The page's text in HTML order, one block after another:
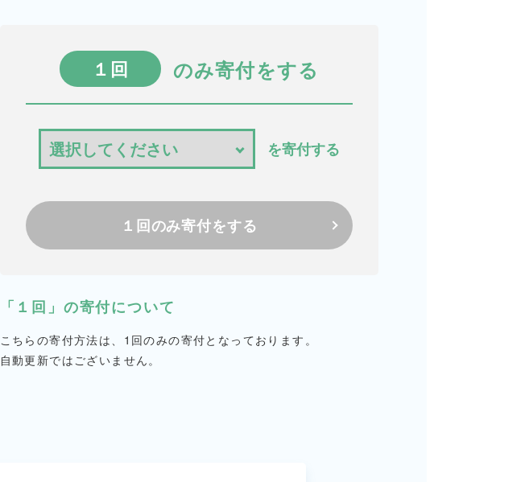
１回 のみ寄付をする
を寄付する
１回のみ寄付をする
「１回」の寄付について
こちらの寄付方法は、1回のみの寄付となっております。
自動更新ではございません。